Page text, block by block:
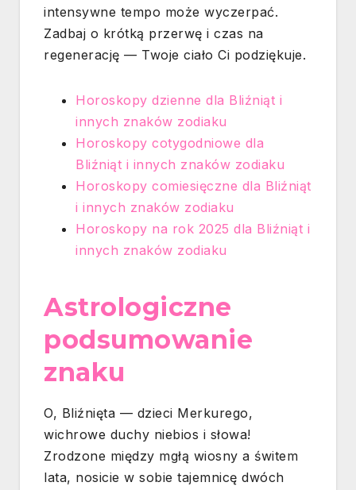
intensywne tempo może wyczerpać.
Zadbaj o krótką przerwę i czas na
regenerację — Twoje ciało Ci podziękuje.
Horoskopy dzienne dla Bliźniąt i
innych znaków zodiaku
Horoskopy cotygodniowe dla
Bliźniąt i innych znaków zodiaku
Horoskopy comiesięczne dla Bliźniąt
i innych znaków zodiaku
Horoskopy na rok 2025 dla Bliźniąt i
innych znaków zodiaku
Astrologiczne
podsumowanie
znaku
O, Bliźnięta — dzieci Merkurego,
wichrowe duchy niebios i słowa!
Zrodzone między mgłą wiosny a świtem
lata, nosicie w sobie tajemnicę dwóch